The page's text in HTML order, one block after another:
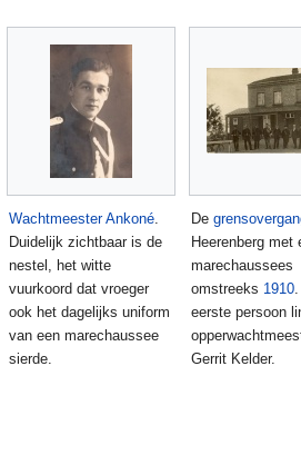
Wachtmeester Ankoné.
Duidelijk zichtbaar is de
nestel, het witte
vuurkoord dat vroeger
ook het dagelijks uniform
van een marechaussee
sierde.
De
Heerenberg met
marechaussees
omstreeks 1910
eerste persoon
Gerrit Kelder.